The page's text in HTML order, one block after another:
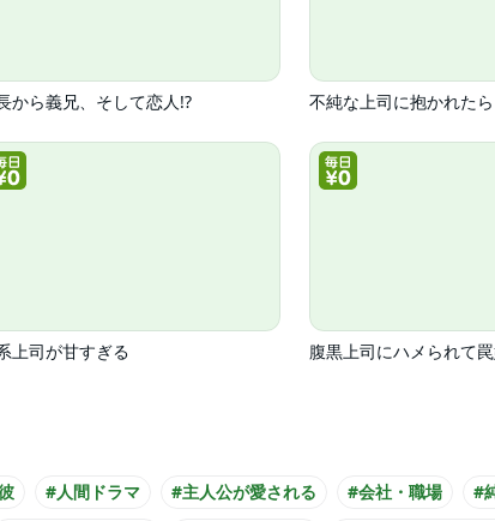
から義兄、そして恋人!?
上司が甘すぎる 腹黒上司にハメられて
#人間ドラマ #主人公が愛される #会社・職場 #